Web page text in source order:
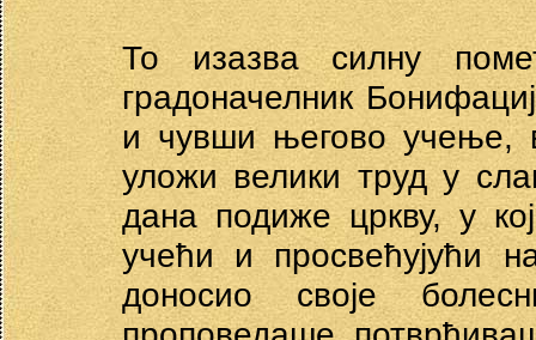
То изазва силну
градоначелник
и чувши његово учење,
уложи велики труд у
дана подиже цркву, у
учећи и просвећујући
доносио своје